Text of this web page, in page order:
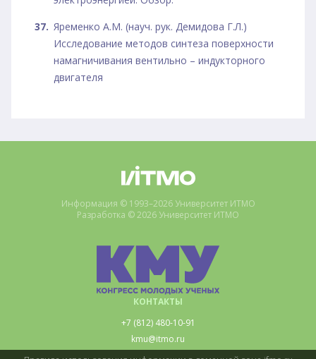
Яременко А.М. (науч. рук. Демидова Г.Л.)
Исследование методов синтеза поверхности
намагничивания вентильно – индукторного
двигателя
Информация © 1993–2026 Университет ИТМО
Разработка © 2026 Университет ИТМО
КОНТАКТЫ
+7 (812) 480-10-91
kmu@itmo.ru